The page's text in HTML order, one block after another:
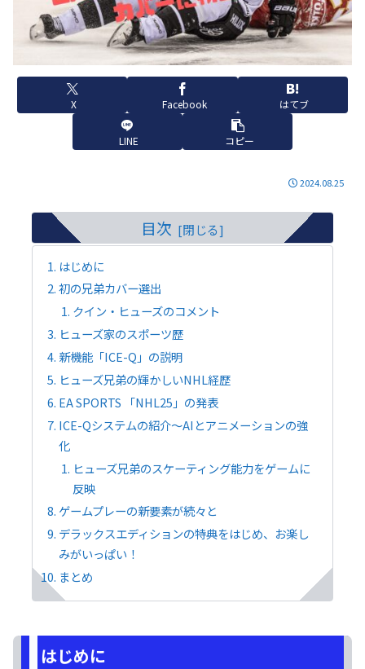
X Facebook はてブ
LINE コピー
2024.08.25
目次
はじめに
初の兄弟カバー選出
クイン・ヒューズのコメント
ヒューズ家のスポーツ歴
新機能「ICE-Q」の説明
ヒューズ兄弟の輝かしいNHL経歴
EA SPORTS 「NHL25」の発表
ICE-Qシステムの紹介〜AIとアニメーションの強
化
ヒューズ兄弟のスケーティング能力をゲームに
反映
ゲームプレーの新要素が続々と
デラックスエディションの特典をはじめ、お楽し
みがいっぱい！
まとめ
はじめに